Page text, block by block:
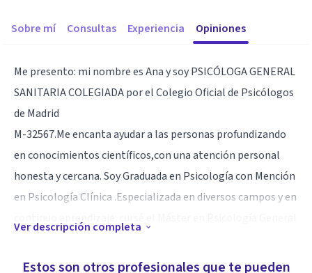
Sobre mí Consultas Experiencia Opiniones
Me presento: mi nombre es Ana y soy PSICÓLOGA GENERAL
SANITARIA COLEGIADA por el Colegio Oficial de Psicólogos
de Madrid
M-32567.Me encanta ayudar a las personas profundizando
en conocimientos científicos,con una atención personal
honesta y cercana. Soy Graduada en Psicología con Mención
en Psicología Clínica .Especializada en diversos campos y en
empresas privadas, como por cuenta propia.
Ver descripción completa
Estos son otros profesionales que te pueden